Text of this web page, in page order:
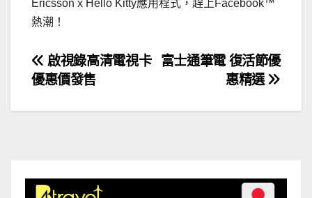
Ericsson x Hello Kitty應用程式，趕上Facebook™
熱潮！
文
章
富士通筆電 復活節優
惠精選
啟視錄高清電視卡
優惠價發售